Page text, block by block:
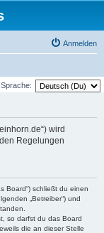
Anmelden
Sprache:
wird
Regelungen
Board“) schließt du einen
„Betreiber“) und
so darfst du das Board
die an dieser Stelle